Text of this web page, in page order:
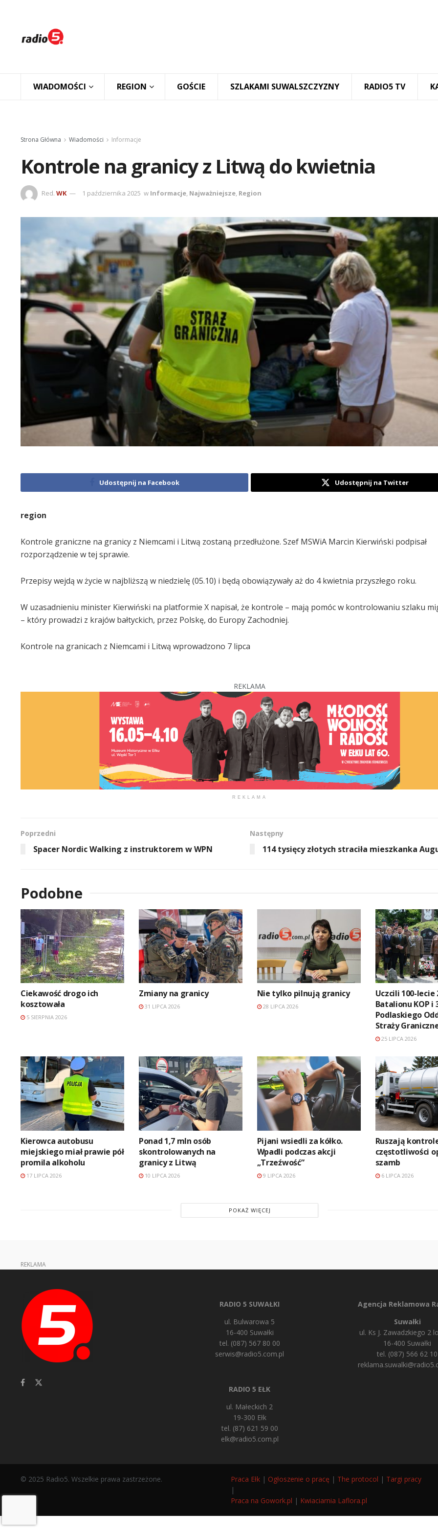
WIADOMOŚCI REGION GOŚCIE SZLAKAMI SUWALSZCZYZNY RADIO5 TV
Strona Główna Wiadomości Informacje
Kontrole na granicy z Litwą do kwietnia
Red. WK 1 października 2025 w Informacje, Najważniejsze, Region
Udostępnij na Facebook Udostępnij na Twitter
region
Kontrole graniczne na granicy z Niemcami i Litwą zostaną przedłużone. Szef MSWiA Marcin Kierwiński podpisał
rozporządzenie w tej sprawie.
Przepisy wejdą w życie w najbliższą w niedzielę (05.10) i będą obowiązywały aż do 4 kwietnia przyszłego roku.
W uzasadnieniu minister Kierwiński na platformie X napisał, że kontrole – mają pomóc w kontrolowaniu szlaku
– który prowadzi z krajów bałtyckich, przez Polskę, do Europy Zachodniej.
Kontrole na granicach z Niemcami i Litwą wprowadzono 7 lipca
REKLAMA
REKLAMA
Poprzedni
Spacer Nordic Walking z instruktorem w WPN
Następny
114 tysięcy złotych straciła mieszkanka
Podobne
Ciekawość drogo ich
kosztowała
5 SIERPNIA 2026
Zmiany na granicy
31 LIPCA 2026
Nie tylko pilnują granicy
28 LIPCA 2026
Uczcili 100-lecie
Batalionu KOP i
Podlaskiego
Straży
25 LIPCA 2026
Kierowca autobusu
miejskiego miał prawie pół
promila alkoholu
17 LIPCA 2026
Ponad 1,7 mln osób
skontrolowanych na
granicy z Litwą
10 LIPCA 2026
Pijani wsiedli za kółko.
Wpadli podczas akcji
„Trzeźwość”
9 LIPCA 2026
Ruszają
częstotliwości
szamb
6 LIPCA 2026
POKAŻ WIĘCEJ
REKLAMA
RADIO 5 SUWAŁKI
ul. Bulwarowa 5
16-400 Suwałki
tel. (087) 567 80 00
serwis@radio5.com.pl
RADIO 5 EŁK
ul. Małeckich 2
19-300 Ełk
tel. (87) 621 59 00
elk@radio5.com.pl
Agencja Reklamowa
Suwałki
ul. Ks J. Zawadzkiego 2
16-400 Suwałki
tel. (087) 566 62 10
© 2025 Radio5. Wszelkie prawa zastrzeżone. Praca Ełk | Ogłoszenie o pracę | The protocol | Targi pracy
|
Praca na Gowork.pl | Kwiaciarnia Laflora.pl